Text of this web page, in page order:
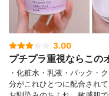
3.00
プチプラ重視ならこの
・化粧水・乳液・パック・
分がこれひとつに配合され